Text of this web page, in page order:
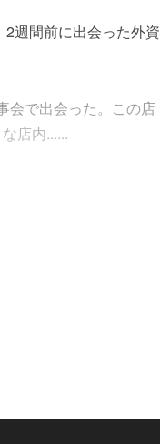
週間前に出会った外資
会で出会った。この店
店内......